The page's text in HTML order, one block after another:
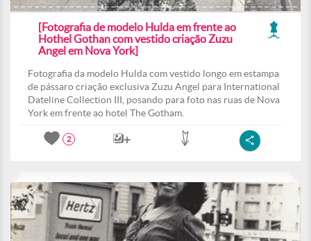
[Fotografia de modelo Hulda em frente ao
Hothel Gothan com vestido criação Zuzu
Angel em Nova York]
Fotografia da modelo Hulda com vestido longo em estampa
de pássaro criação exclusiva Zuzu Angel para International
Dateline Collection III, posando para foto nas ruas de Nova
York em frente ao hotel The Gotham.
2